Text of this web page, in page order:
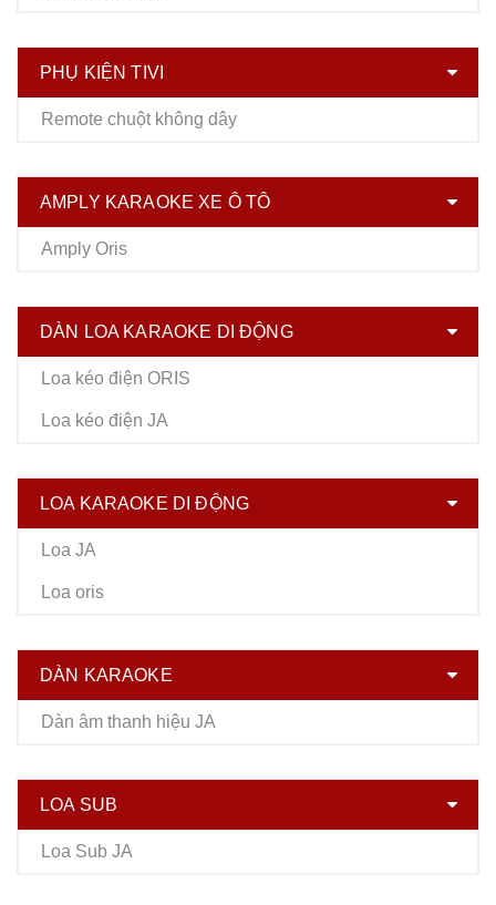
PHỤ KIỆN TIVI
Remote chuột không dây
AMPLY KARAOKE XE Ô TÔ
Amply Oris
DÀN LOA KARAOKE DI ĐỘNG
Loa kéo điện ORIS
Loa kéo điện JA
LOA KARAOKE DI ĐỘNG
Loa JA
Loa oris
DÀN KARAOKE
Dàn âm thanh hiệu JA
LOA SUB
Loa Sub JA